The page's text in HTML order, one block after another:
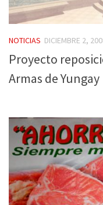
NOTICIAS DICIEMBRE 2,
Proyecto
Armas de Yungay